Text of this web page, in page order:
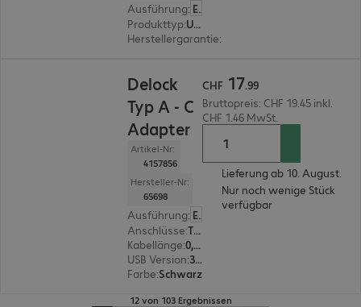
Ausführung:
Europäisch
Produkttyp:
USB Adapter
Herstellergarantie:
Delock
Typ A - C
Adapter
Artikel-Nr:
4157856
Hersteller-Nr:
65698
Ausführung:
Europäisch
Anschlüsse: Typ C | Typ A
Kabellänge:
0,15 m
USB Version: 3.1
Farbe:Schwarz
CHF 17.99
Bruttopreis: CHF 19.45 inkl.
CHF 1.46 MwSt.
Lieferung ab 10. August.
Nur noch wenige Stück
verfügbar
12 von 103 Ergebnissen